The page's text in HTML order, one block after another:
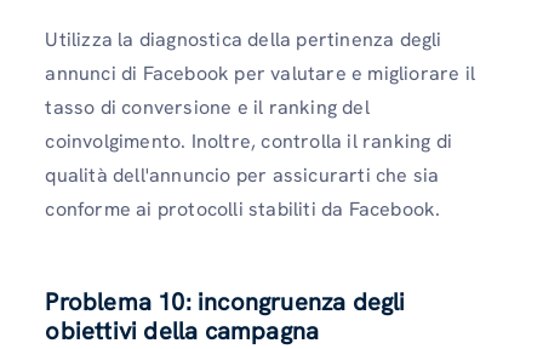
Utilizza la diagnostica della pertinenza degli
annunci di Facebook per valutare e migliorare il
tasso di conversione e il ranking del
coinvolgimento. Inoltre, controlla il ranking di
qualità dell'annuncio per assicurarti che sia
conforme ai protocolli stabiliti da Facebook.
Problema 10: incongruenza degli
obiettivi della campagna